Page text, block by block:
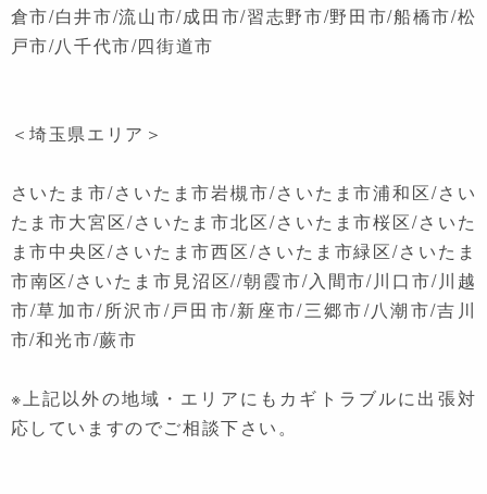
倉市/白井市/流山市/成田市/習志野市/野田市/船橋市/松
戸市/八千代市/四街道市
＜埼玉県エリア＞
さいたま市/さいたま市岩槻市/さいたま市浦和区/さい
たま市大宮区/さいたま市北区/さいたま市桜区/さいた
ま市中央区/さいたま市西区/さいたま市緑区/さいたま
市南区/さいたま市見沼区//朝霞市/入間市/川口市/川越
市/草加市/所沢市/戸田市/新座市/三郷市/八潮市/吉川
市/和光市/蕨市
※上記以外の地域・エリアにもカギトラブルに出張対
応していますのでご相談下さい。